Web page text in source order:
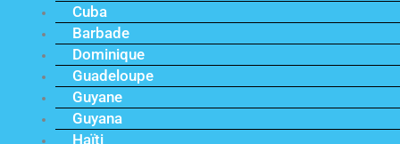
Cuba
Barbade
Dominique
Guadeloupe
Guyane
Guyana
Haïti